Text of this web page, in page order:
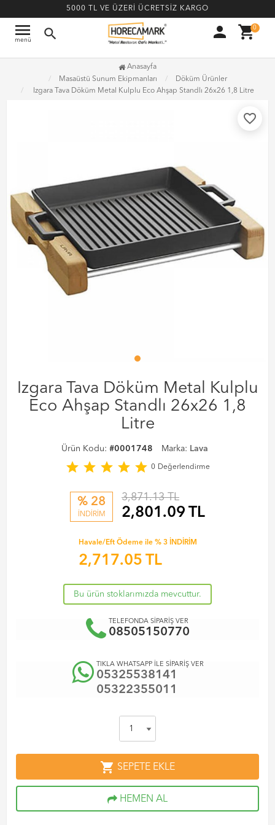
5000 TL VE ÜZERİ ÜCRETSİZ KARGO
menu
menü search person shopping_cart0
Anasayfa
Masaüstü Sunum Ekipmanları
Döküm Ürünler
Izgara Tava Döküm Metal Kulplu Eco Ahşap Standlı 26x26 1,8 Litre
favorite_border
Izgara Tava Döküm Metal Kulplu
Eco Ahşap Standlı 26x26 1,8
Litre
Ürün Kodu: #0001748 Marka: Lava
star star star star star 0 Değerlendirme
% 28
İNDİRİM
3,871.13 TL
2,801.09 TL
Havale/Eft Ödeme ile % 3 İNDİRİM
2,717.05 TL
Bu ürün stoklarımızda mevcuttur.
TELEFONDA SİPARİŞ VER
08505150770
TIKLA WHATSAPP İLE SİPARİŞ VER
05325538141
05322355011
shopping_cart SEPETE EKLE
HEMEN AL